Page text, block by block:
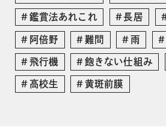
鑑賞法あれこれ 長居
阿倍野 難問 雨
飛行機 飽きない仕組み
高校生 黄斑前膜